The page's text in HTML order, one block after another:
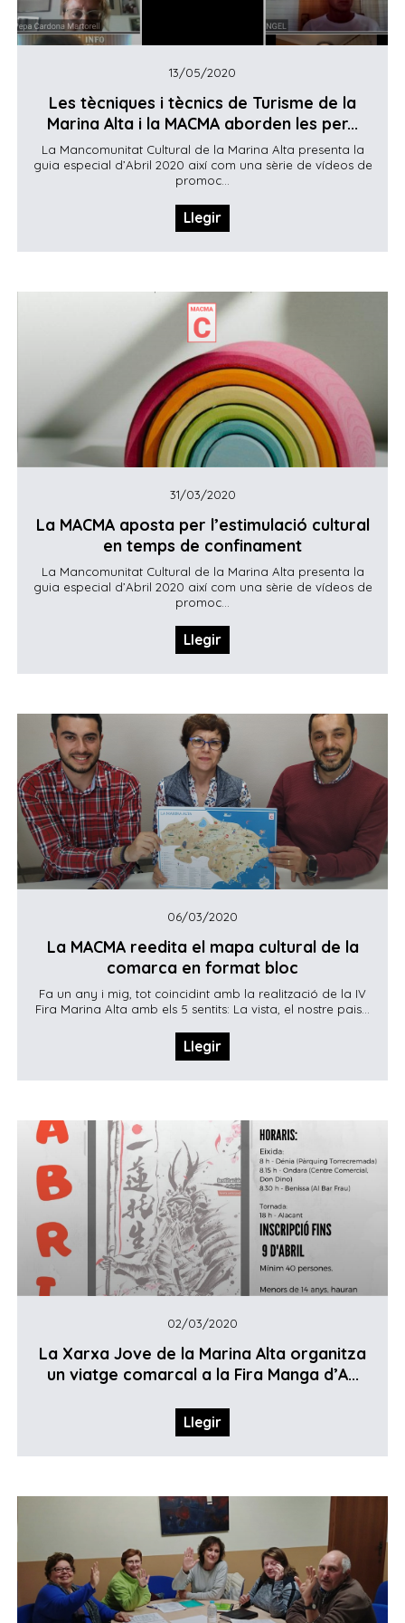
13/05/2020
Les tècniques i tècnics de Turisme de la
Marina Alta i la MACMA aborden les per...
La Mancomunitat Cultural de la Marina Alta presenta la
guia especial d’Abril 2020 així com una sèrie de vídeos de
promoc...
Llegir
31/03/2020
La MACMA aposta per l’estimulació cultural
en temps de confinament
La Mancomunitat Cultural de la Marina Alta presenta la
guia especial d’Abril 2020 així com una sèrie de vídeos de
promoc...
Llegir
06/03/2020
La MACMA reedita el mapa cultural de la
comarca en format bloc
Fa un any i mig, tot coincidint amb la realització de la IV
Fira Marina Alta amb els 5 sentits: La vista, el nostre pais...
Llegir
02/03/2020
La Xarxa Jove de la Marina Alta organitza
un viatge comarcal a la Fira Manga d’A...
Llegir